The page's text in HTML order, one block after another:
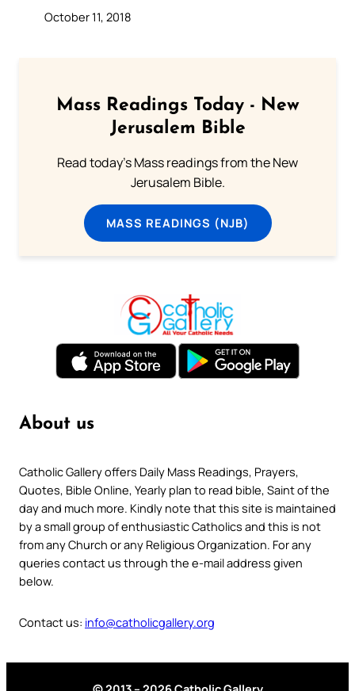
October 11, 2018
Mass Readings Today - New
Jerusalem Bible
Read today's Mass readings from the New
Jerusalem Bible.
MASS READINGS (NJB)
About us
Catholic Gallery offers Daily Mass Readings, Prayers,
Quotes, Bible Online, Yearly plan to read bible, Saint of the
day and much more. Kindly note that this site is maintained
by a small group of enthusiastic Catholics and this is not
from any Church or any Religious Organization. For any
queries contact us through the e-mail address given
below.
Contact us: info@catholicgallery.org